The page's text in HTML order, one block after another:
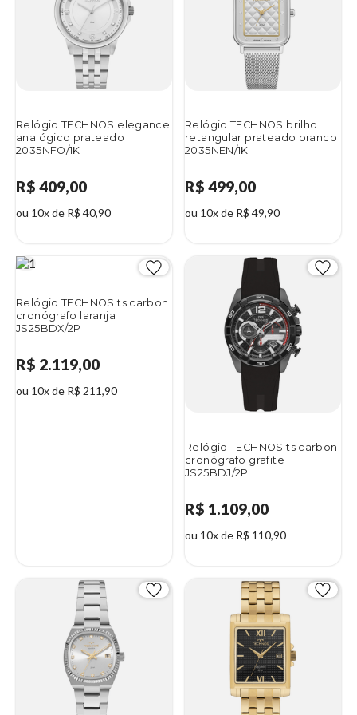
Relógio TECHNOS elegance
analógico prateado
2035NFO/1K
R$ 409,00
ou 10x de R$ 40,90
Relógio TECHNOS brilho
retangular prateado branco
2035NEN/1K
R$ 499,00
ou 10x de R$ 49,90
Relógio TECHNOS ts carbon
cronógrafo laranja
JS25BDX/2P
R$ 2.119,00
ou 10x de R$ 211,90
Relógio TECHNOS ts carbon
cronógrafo grafite
JS25BDJ/2P
R$ 1.109,00
ou 10x de R$ 110,90